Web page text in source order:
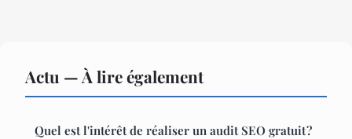
Actu — À lire également
Quel est l'intérêt de réaliser un audit SEO gratuit ?